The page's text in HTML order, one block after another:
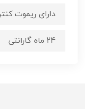
دارای ریموت
24 ماه گارانتی